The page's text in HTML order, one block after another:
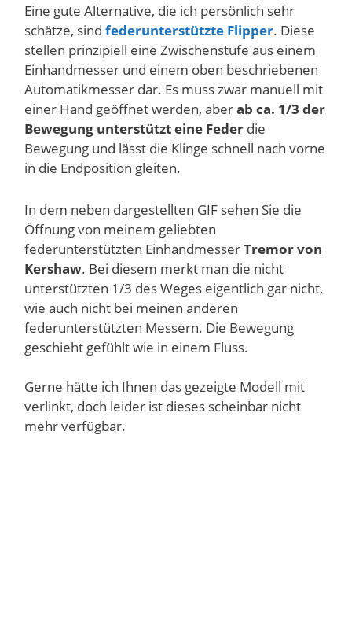
Eine gute Alternative, die ich persönlich sehr
schätze, sind federunterstützte Flipper. Diese
stellen prinzipiell eine Zwischenstufe aus einem
Einhandmesser und einem oben beschriebenen
Automatikmesser dar. Es muss zwar manuell mit
einer Hand geöffnet werden, aberab ca. 1/3 der
Bewegung unterstützt eine Feder die
Bewegung und lässt die Klinge schnell nach vorne
in die Endposition gleiten.
In dem neben dargestellten GIF sehen Sie die
Öffnung von meinem geliebten
federunterstützten EinhandmesserTremor von
Kershaw. Bei diesem merkt man die nicht
unterstützten 1/3 des Weges eigentlich gar nicht,
wie auch nicht bei meinen anderen
federunterstützten Messern. Die Bewegung
geschieht gefühlt wie in einem Fluss.
Gerne hätte ich Ihnen das gezeigte Modell mit
verlinkt, doch leider ist dieses scheinbar nicht
mehr verfügbar.